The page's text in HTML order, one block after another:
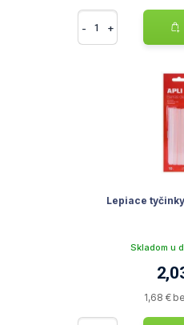
- +
Lepiace
Skladom u
1,68 €